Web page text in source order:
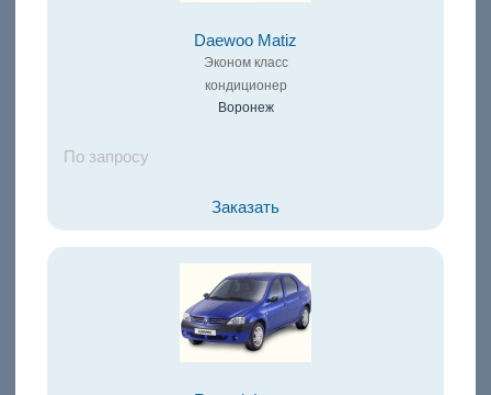
Daewoo Matiz
Эконом класс
кондиционер
Воронеж
По запросу
Заказать